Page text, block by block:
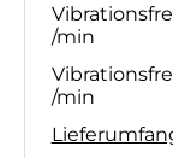
/min
/min